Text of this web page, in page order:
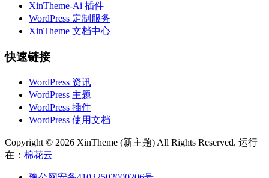
XinTheme-Ai 插件
WordPress 定制服务
XinTheme 文档中心
快速链接
WordPress 资讯
WordPress 主题
WordPress 插件
WordPress 使用文档
Copyright © 2026 XinTheme (新主题) All Rights Reserved. 运行
在： 棉花云